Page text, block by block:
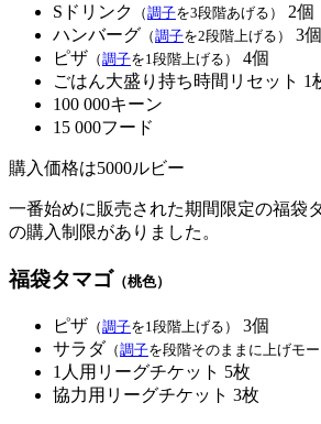
Sドリンク
（調子を3段階あげる）
2個
ハンバーグ （調子を2段階上げる）
3個
ピザ （調子を1段階上げる）
4個
ごはん大盛り持ち時間リセット 1
100 000キーン
15 000フード
購入価格は5000ルビー
一番始めに販売された期間限定の福袋
の購入制限がありました。
福袋タマゴ （桃色）
ピザ （調子を1段階上げる）
3個
サラダ （調子を段階そのままに上げモー
1人用リーグチケット 5枚
協力用リーグチケット 3枚